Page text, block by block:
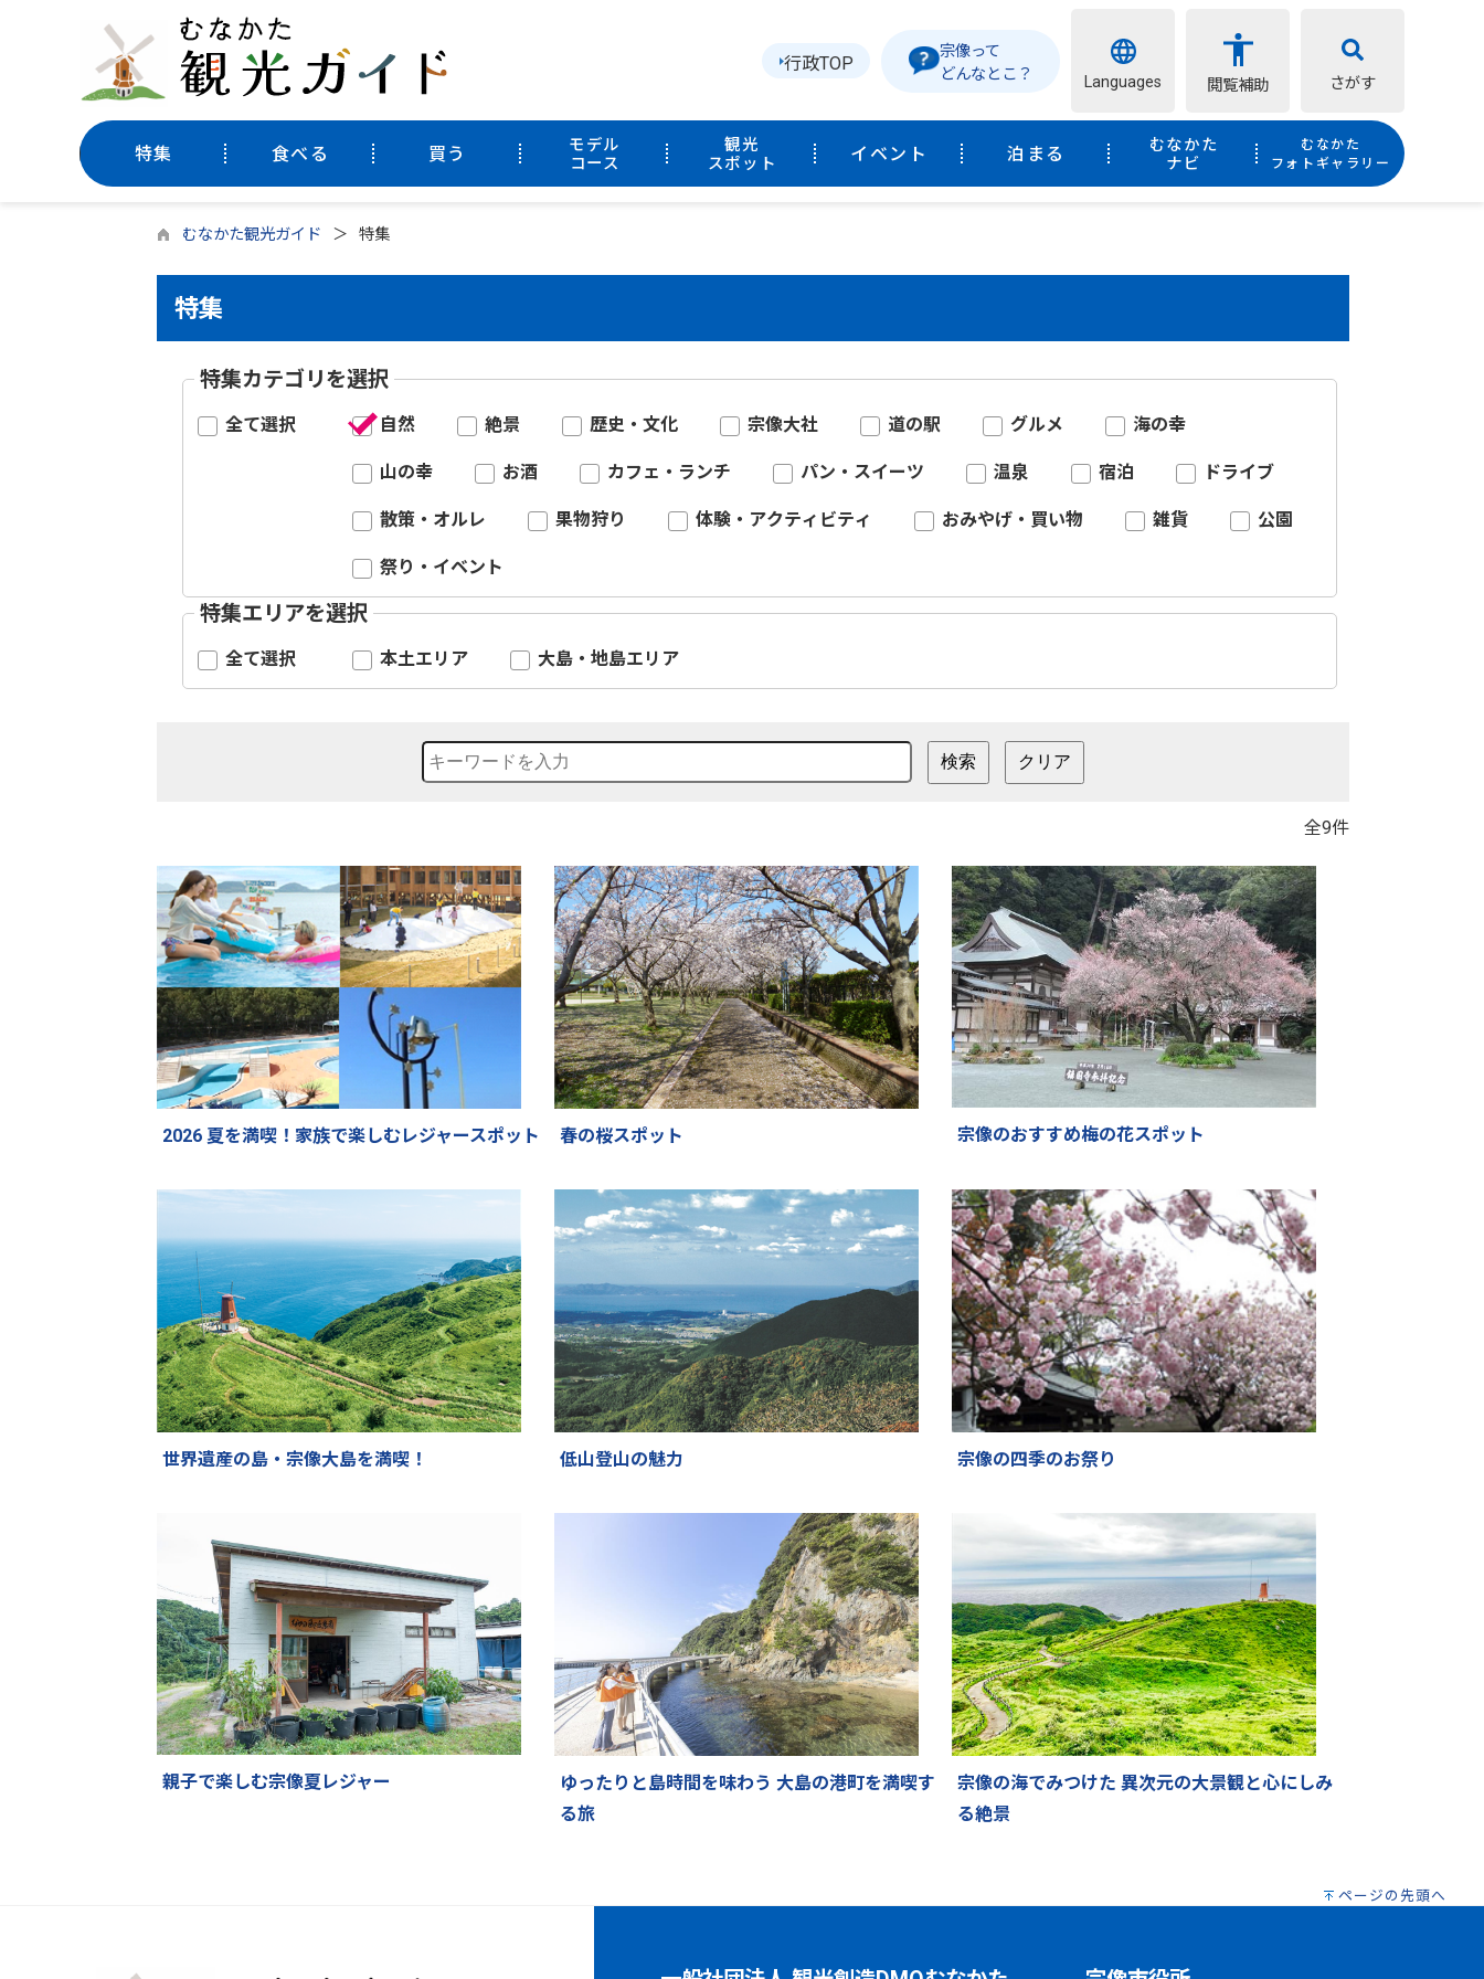
行政TOP
宗像って
どんなとこ？
Languages 閲覧補助 さがす
特集 食べる 買う
モデル
コース
観光
スポット
イベント 泊まる
むなかた
ナビ
むなかた
フォトギャラリー
むなかた観光ガイド 特集
特集
特集カテゴリを選択
全て選択 自然 絶景 歴史・文化 宗像大社 道の駅 グルメ 海の幸
山の幸 お酒 カフェ・ランチ パン・スイーツ 温泉 宿泊 ドライブ
散策・オルレ 果物狩り 体験・アクティビティ おみやげ・買い物 雑貨 公園
祭り・イベント
特集エリアを選択
全て選択 本土エリア 大島・地島エリア
全9件
2026 夏を満喫！家族で楽しむレジャースポット 春の桜スポット 宗像のおすすめ梅の花スポット
世界遺産の島・宗像大島を満喫！ 低山登山の魅力 宗像の四季のお祭り
親子で楽しむ宗像夏レジャー
ゆったりと島時間を味わう 大島の港町を満喫す
る旅
宗像の海でみつけた 異次元の大景観と心にしみ
る絶景
ページの先頭へ